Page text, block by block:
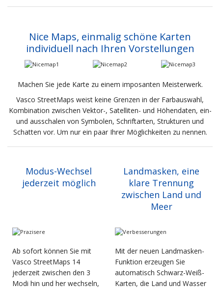
Nice Maps, einmalig schöne Karten
individuell nach Ihren Vorstellungen
Machen Sie jede Karte zu einem imposanten Meisterwerk.
Vasco StreetMaps weist keine Grenzen in der Farbauswahl,
Kombination zwischen Vektor-, Satelliten- und Höhendaten, ein-
und ausschalen von Symbolen, Schriftarten, Strukturen und
Schatten vor. Um nur ein paar Ihrer Möglichkeiten zu nennen.
Modus-Wechsel
jederzeit möglich
Landmasken, eine
klare Trennung
zwischen Land und
Meer
Ab sofort können Sie mit
Vasco StreetMaps 14
jederzeit zwischen den 3
Modi hin und her wechseln,
Mit der neuen Landmasken-
Funktion erzeugen Sie
automatisch Schwarz-Weiß-
Karten, die Land und Wasser